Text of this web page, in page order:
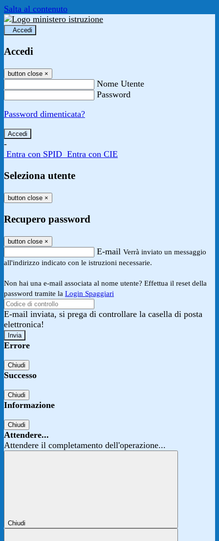
Salta al contenuto
Accedi
Accedi
button close ×
Nome Utente
Password
Password dimenticata?
-
Entra con SPID Entra con CIE
Seleziona utente
button close ×
Recupero password
button close ×
E-mail Verrà inviato un messaggio
all'indirizzo indicato con le istruzioni necessarie.
Non hai una e-mail associata al nome utente? Effettua il reset della
password tramite la Login Spaggiari
E-mail inviata, si prega di controllare la casella di posta
elettronica!
Errore
Chiudi
Successo
Chiudi
Informazione
Chiudi
Attendere...
Attendere il completamento dell'operazione...
Chiudi